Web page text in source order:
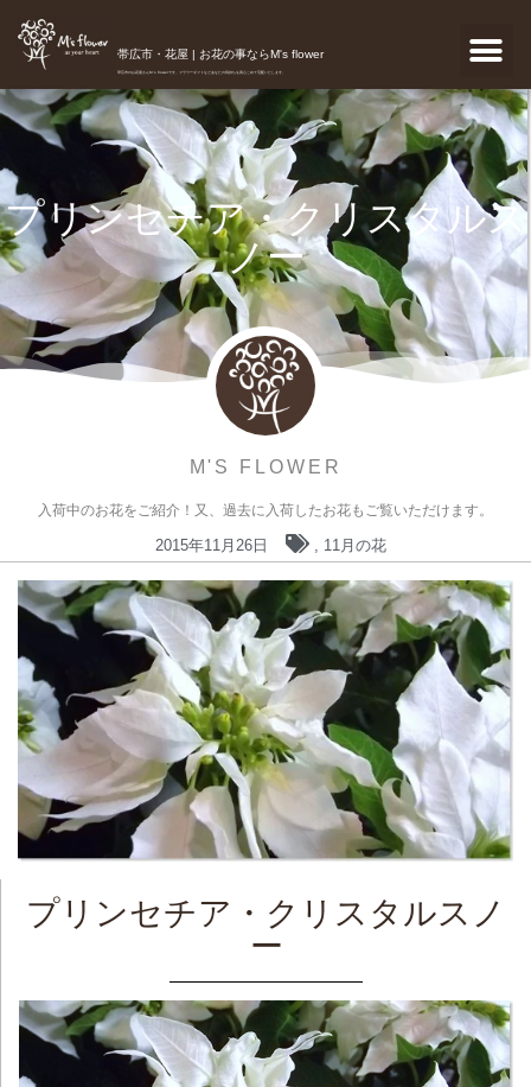
帯広市・花屋 | お花の事ならM's flower
帯広市のお花屋さんM's flowerです。フラワーギフトなどあなたの気持ちを真心こめて宅配いたします。
プリンセチア・クリスタルス
ノー
M'S FLOWER
入荷中のお花をご紹介！又、過去に入荷したお花もご覧いただけます。
2015年11月26日 , 11月の花
プリンセチア・クリスタルスノ
ー